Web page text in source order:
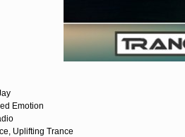
Emotion
Uplifting Trance